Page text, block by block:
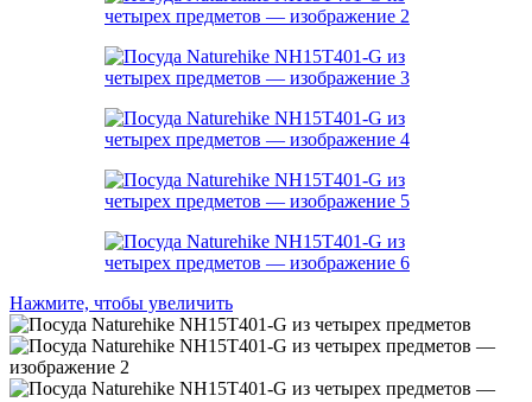
Нажмите, чтобы увеличить